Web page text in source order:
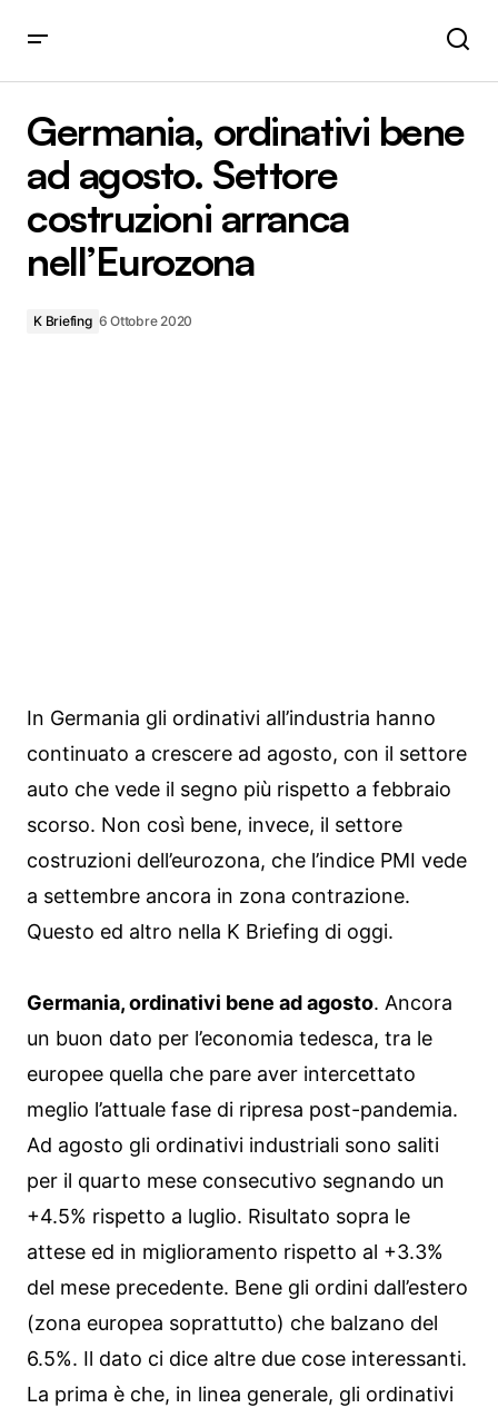
arranca nell’Eurozona
Germania, ordinativi bene
ad agosto. Settore
costruzioni arranca
nell’Eurozona
K Briefing 6 Ottobre 2020
In Germania gli ordinativi all’industria hanno
continuato a crescere ad agosto, con il settore
auto che vede il segno più rispetto a febbraio
scorso. Non così bene, invece, il settore
costruzioni dell’eurozona, che l’indice PMI vede
a settembre ancora in zona contrazione.
Questo ed altro nella K Briefing di oggi.
Germania, ordinativi bene ad agosto. Ancora
un buon dato per l’economia tedesca, tra le
europee quella che pare aver intercettato
meglio l’attuale fase di ripresa post-pandemia.
Ad agosto gli ordinativi industriali sono saliti
per il quarto mese consecutivo segnando un
+4.5% rispetto a luglio. Risultato sopra le
attese ed in miglioramento rispetto al +3.3%
del mese precedente. Bene gli ordini dall’estero
(zona europea soprattutto) che balzano del
6.5%. Il dato ci dice altre due cose interessanti.
La prima è che, in linea generale, gli ordinativi